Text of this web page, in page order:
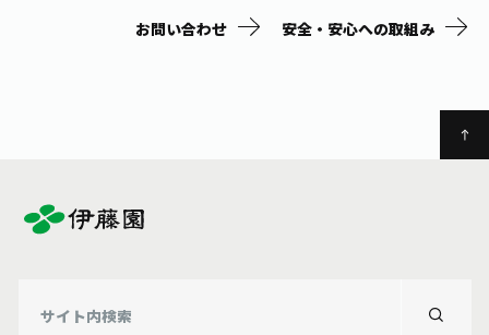
お問い合わせ 安全・安心への取組み